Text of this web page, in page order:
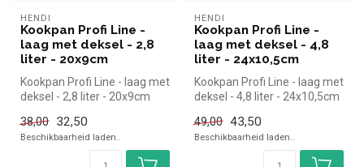
HENDI
Kookpan Profi Line -
laag met deksel - 2,8
liter - 20x9cm
Kookpan Profi Line - laag met
deksel - 2,8 liter - 20x9cm
38,00
32,50
Beschikbaarheid laden..
HENDI
Kookpan Profi Line -
laag met deksel - 4,8
liter - 24x10,5cm
Kookpan Profi Line - laag met
deksel - 4,8 liter - 24x10,5cm
49,00 43,50
Beschikbaarheid laden..